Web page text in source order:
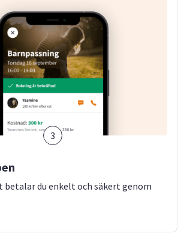
3
betalar du enkelt och säkert genom